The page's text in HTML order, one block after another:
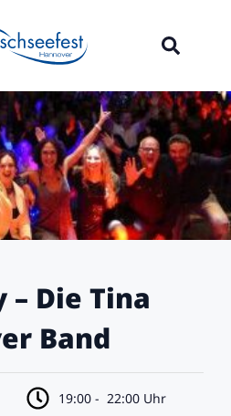
– Die Tina
Band
19:00 - 22:00 Uhr